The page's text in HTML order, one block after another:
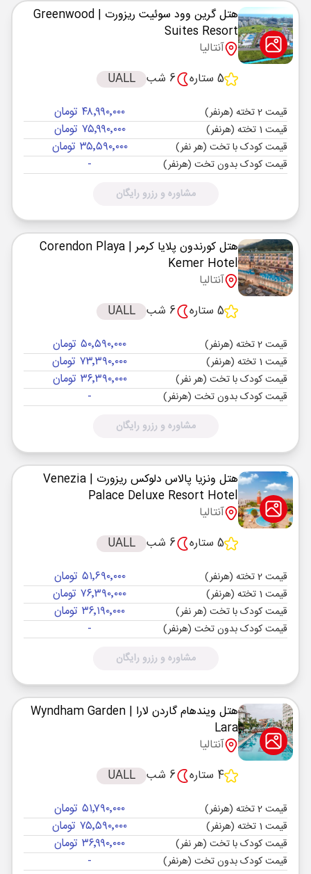
هتل گرین وود سوئیت ریزورت
| Greenwood
Suites Resort
آنتالیا
5 ستاره
6 شب UALL
قیمت 2 تخته (هرنفر) ۴۸٬۹۹۰٬۰۰۰ تومان
قیمت 1 تخته (هرنفر) ۷۵٬۹۹۰٬۰۰۰ تومان
قیمت کودک با تخت (هر نفر) ۳۵٬۵۹۰٬۰۰۰ تومان
قیمت کودک بدون تخت (هرنفر) -
مشاوره و رزرو رایگان
هتل کورندون پلایا کرمر | Corendon Playa
Kemer Hotel
آنتالیا
5 ستاره
6 شب UALL
قیمت 2 تخته (هرنفر) ۵۰٬۵۹۰٬۰۰۰ تومان
قیمت 1 تخته (هرنفر) ۷۳٬۳۹۰٬۰۰۰ تومان
قیمت کودک با تخت (هر نفر) ۳۶٬۳۹۰٬۰۰۰ تومان
قیمت کودک بدون تخت (هرنفر) -
مشاوره و رزرو رایگان
هتل ونزیا پالاس دلوکس ریزورت
| Venezia
Palace Deluxe Resort Hotel
آنتالیا
5 ستاره
6 شب UALL
قیمت 2 تخته (هرنفر) ۵۱٬۶۹۰٬۰۰۰ تومان
قیمت 1 تخته (هرنفر) ۷۶٬۳۹۰٬۰۰۰ تومان
قیمت کودک با تخت (هر نفر) ۳۶٬۱۹۰٬۰۰۰ تومان
قیمت کودک بدون تخت (هرنفر) -
مشاوره و رزرو رایگان
هتل ویندهام گاردن لارا
| Wyndham Garden
Lara
آنتالیا
4 ستاره
6 شب UALL
قیمت 2 تخته (هرنفر) ۵۱٬۷۹۰٬۰۰۰ تومان
قیمت 1 تخته (هرنفر) ۷۵٬۵۹۰٬۰۰۰ تومان
قیمت کودک با تخت (هر نفر) ۳۶٬۹۹۰٬۰۰۰ تومان
قیمت کودک بدون تخت (هرنفر) -